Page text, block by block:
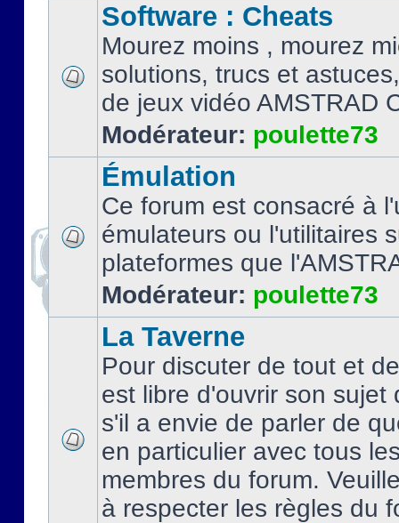
Software : Cheats
Mourez moins , mourez
solutions, trucs et
de jeux vidéo AMSTRAD
Modérateur: poulette73
Émulation
Ce forum est consacré à
émulateurs ou l'utilitaires
plateformes que
Modérateur: poulette73
La Taverne
Pour discuter de tout et
est libre d'ouvrir son sujet
s'il a envie de parler de
en particulier avec tous
membres du forum.
à respecter les règles du